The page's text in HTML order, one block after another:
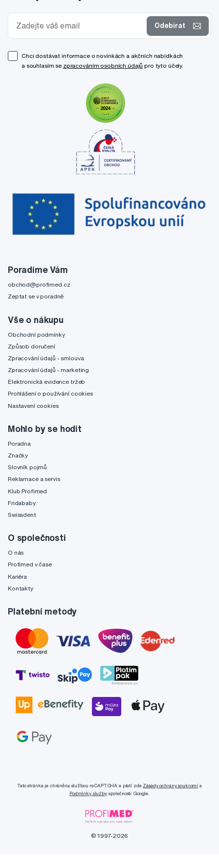
Poradíme Vám
obchod@profimed.cz
Zeptat se v poradně
Vše o nákupu
Obchodní podmínky
Způsob doručení
Zpracování údajů - smlouva
Zpracování údajů - marketing
Elektronická evidence tržeb
Prohlášení o používání cookies
Nastavení cookies
Mohlo by se hodit
Poradna
Značky
Slovník pojmů
Reklamace a servis
Klub Profimed
Fridababy
Swissdent
O společnosti
O nás
Profimed v čase
Kariéra
Kontakty
Platební metody
Odebírat
Chci dostávat informace o novinkách a akčních nabídkách
a souhlasím se zpracováním osobních údajů pro tyto účely.
Tato stránka je chráněna službou reCAPTCHA a platí zde Zásady ochrany soukromí a
Podmínky službyspolečnosti Google.
© 1997-2026